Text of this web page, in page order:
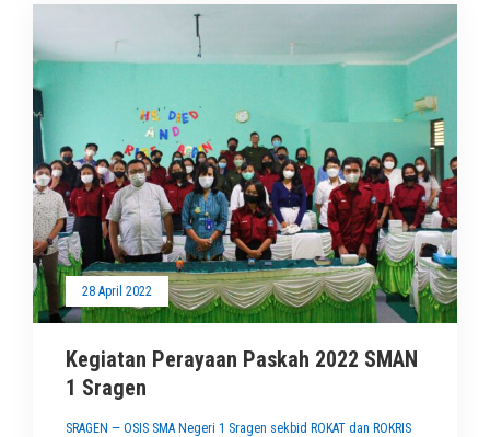
28 April 2022
Kegiatan Perayaan Paskah 2022 SMAN
1 Sragen
SRAGEN — OSIS SMA Negeri 1 Sragen sekbid ROKAT dan ROKRIS